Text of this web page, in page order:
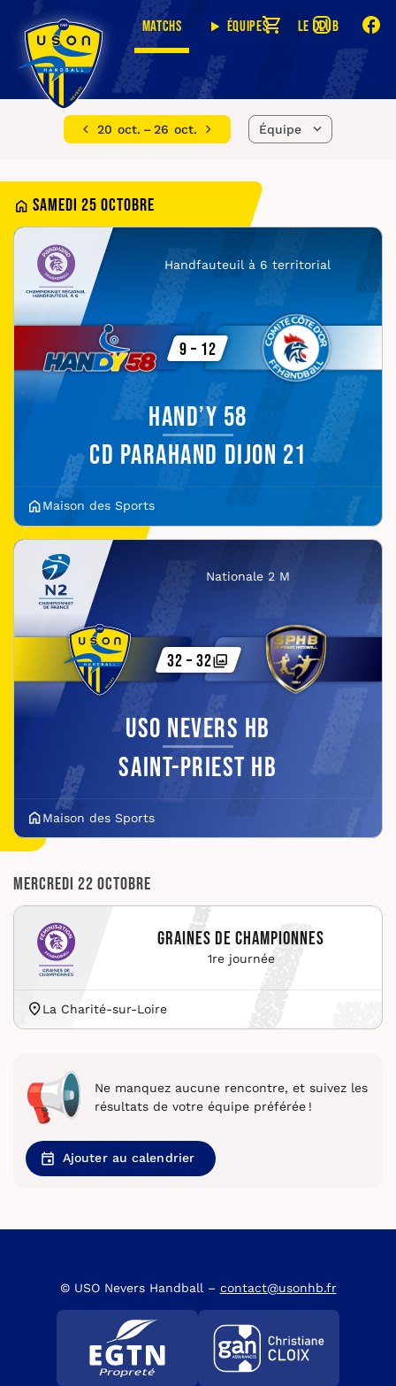
Matchs Équipes Le club
20 oct. – 26 oct. Équipe
Samedi 25 octobre
Handfauteuil à 6 territorial
Hand’y 58
CD Parahand Dijon 21
9 – 12
Maison des Sports
Nationale 2 M
USO Nevers HB
Saint-Priest HB
32 – 32
Maison des Sports
Mercredi 22 octobre
Graines de Championnes
1re journée
La Charité-sur-Loire
Ne manquez aucune rencontre, et suivez les
résultats de votre équipe préférée !
Ajouter au calendrier
© USO Nevers Handball – contact@usonhb.fr